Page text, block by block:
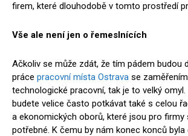
firem, které dlouhodobě v tomto prostředí
Vše ale není jen o řemeslnících
Ačkoliv se může zdát, že tím pádem budou
práce pracovní místa Ostrava se
technologické pracovní, tak je to velký
budete velice často potkávat také s celou
a ekonomických oborů, které jsou pro firmy
potřebné. K čemu by nám konec konců